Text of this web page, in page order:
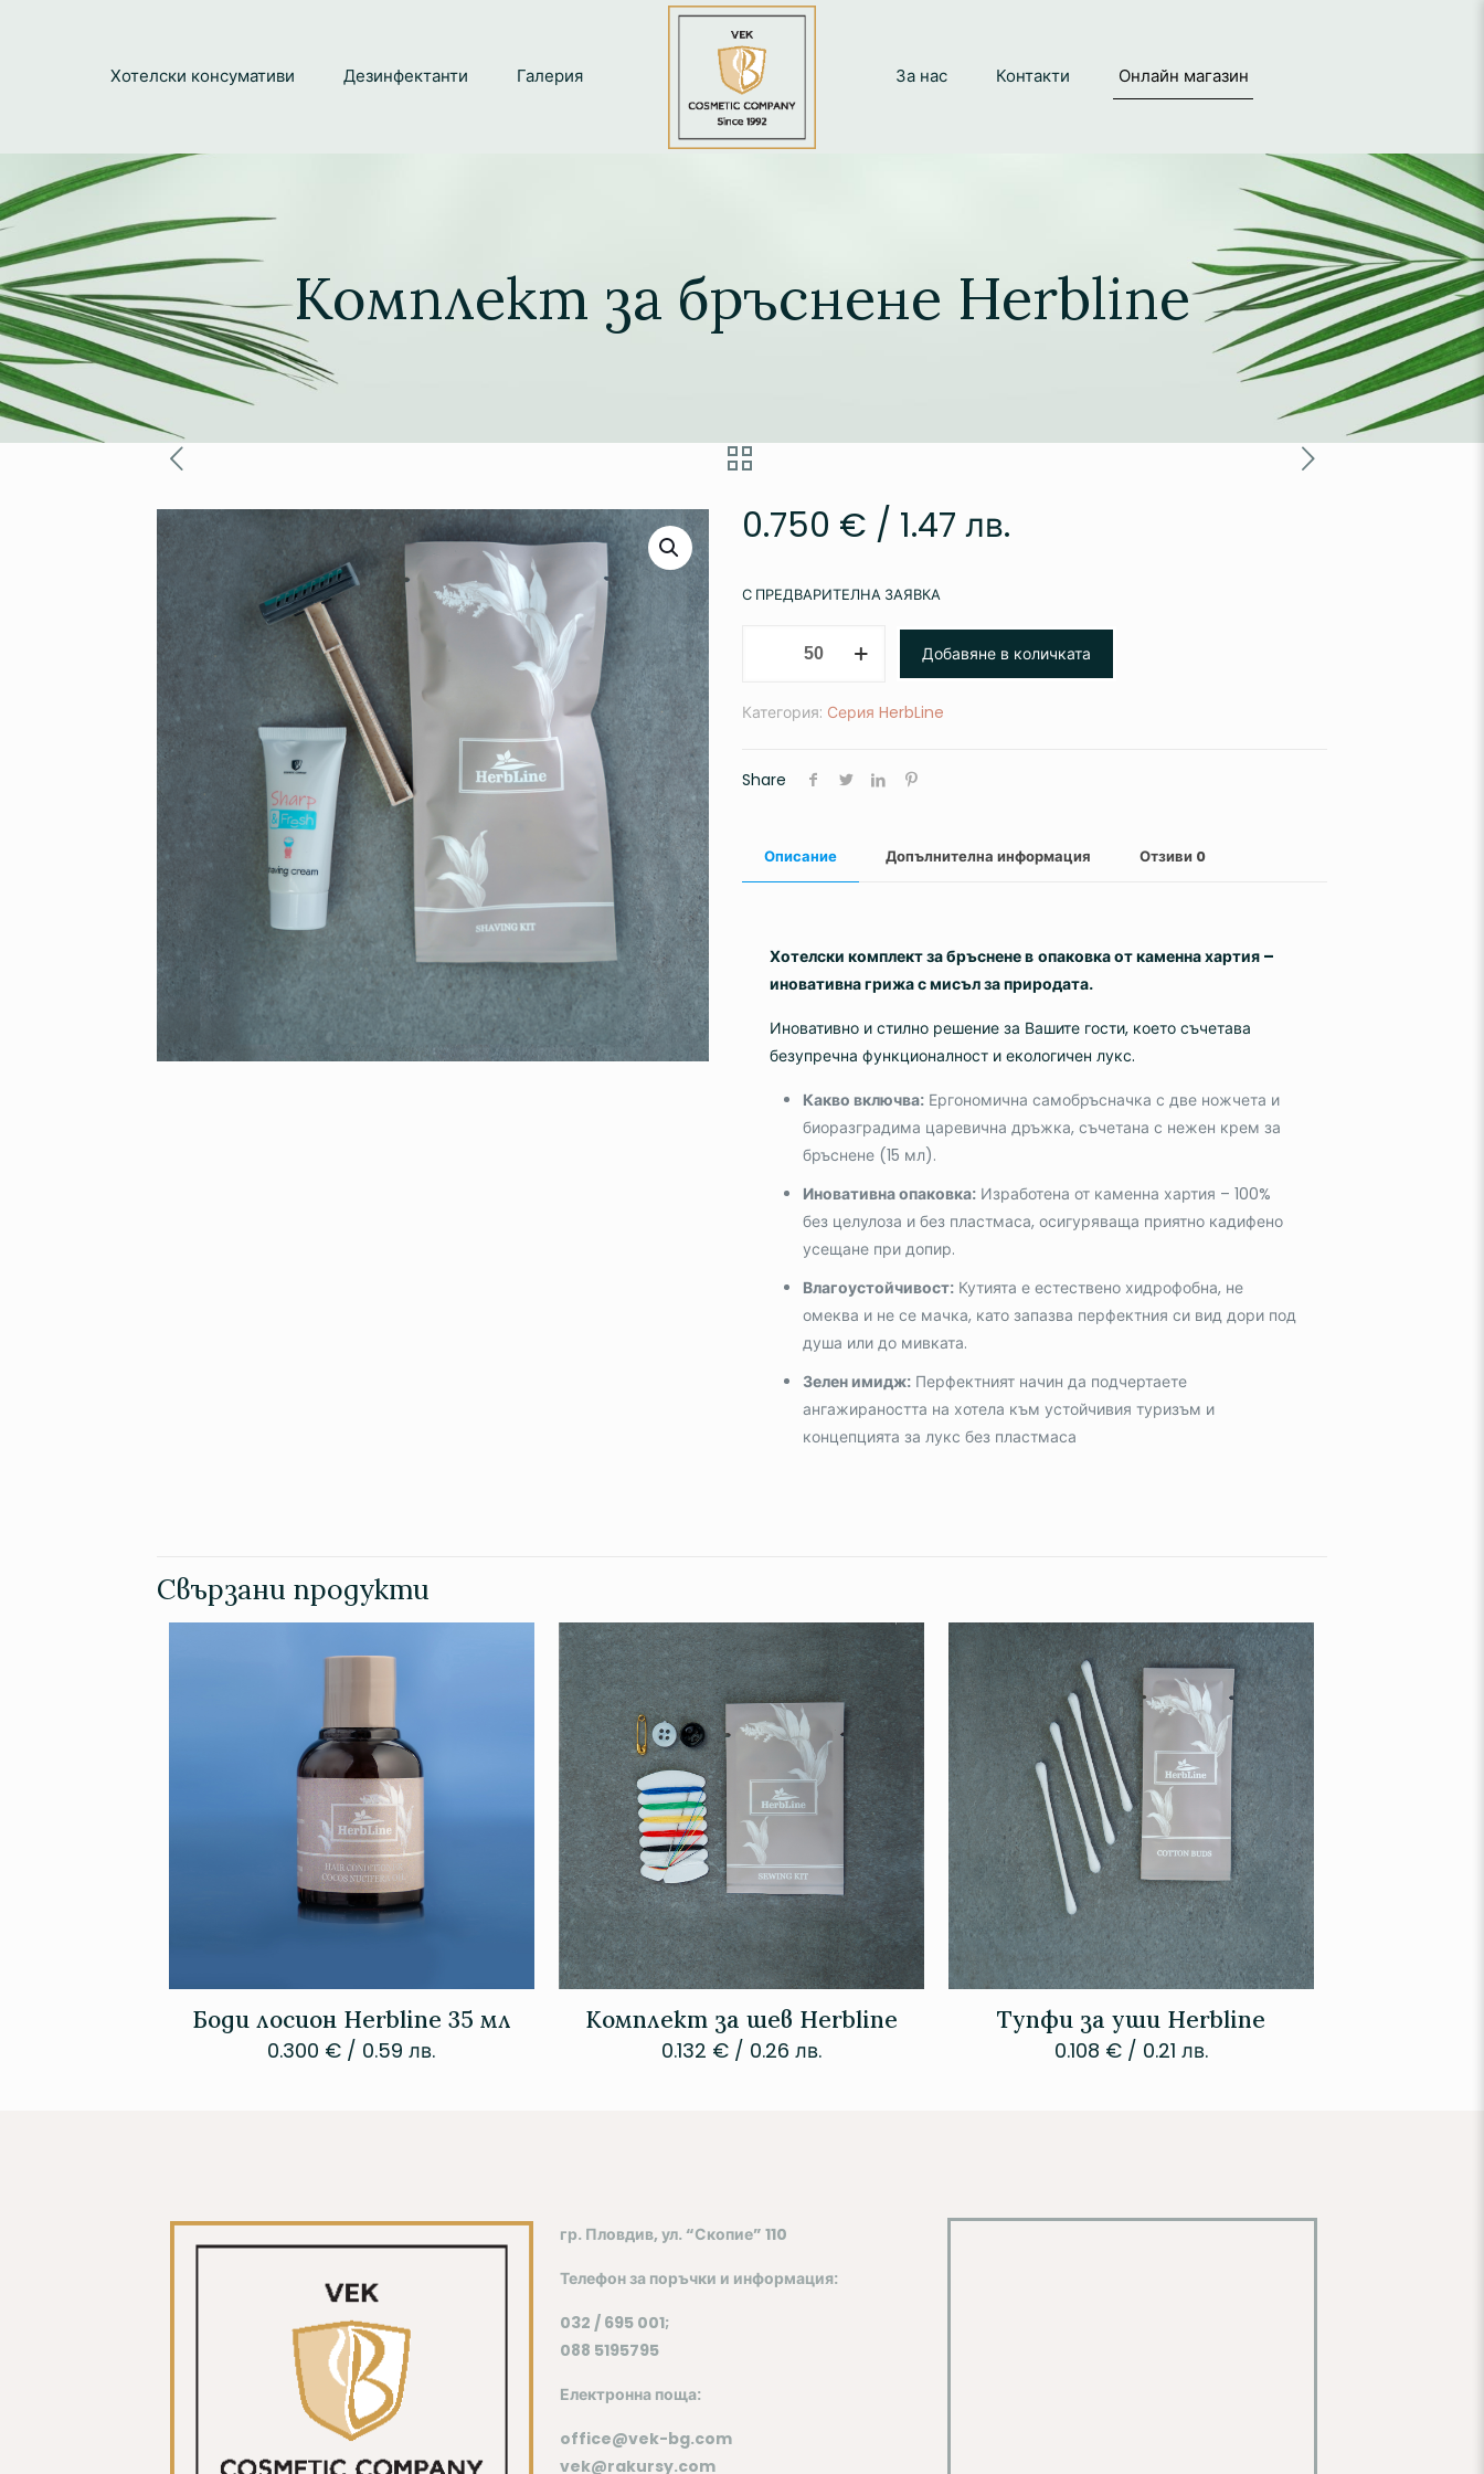
Хотелски консумативи Дезинфектанти Галерия За нас Контакти Онлайн магазин
Комплект за бръснене Herbline
0.750 € / 1.47 лв.
С ПРЕДВАРИТЕЛНА ЗАЯВКА
за
Herbline
Добавяне в количката
Категория: Серия HerbLine
Share
Описание Допълнителна информация Отзиви 0
Хотелски комплект за бръснене в опаковка от каменна хартия –
иновативна грижа с мисъл за природата.
Иновативно и стилно решение за Вашите гости, което съчетава
безупречна функционалност и екологичен лукс.
Какво включва:Ергономична самобръсначка с две ножчета и
биоразградима царевична дръжка, съчетана с нежен крем за
бръснене (15 мл).
Иновативна опаковка:Изработена от каменна хартия – 100%
без целулоза и без пластмаса, осигуряваща приятно кадифено
усещане при допир.
Влагоустойчивост:Кутията е естествено хидрофобна, не
омеква и не се мачка, като запазва перфектния си вид дори под
душа или до мивката.
Зелен имидж:Перфектният начин да подчертаете
ангажираността на хотела към устойчивия туризъм и
концепцията за лукс без пластмаса
Свързани продукти
Боди лосион Herbline 35 мл
0.300 € / 0.59 лв.
Комплект за шев Herbline
0.132 € / 0.26 лв.
Тупфи за уши Herbline
0.108 € / 0.21 лв.
гр. Пловдив, ул. “Скопие” 110
Телефонза поръчки и информация:
032 / 695 001;
088 5195795
Електронна поща:
office@vek-bg.com
vek@rakursy.com